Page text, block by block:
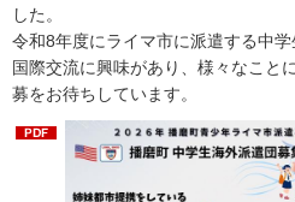
した。
令和8年度にライマ市に派遣する中学
国際交流に興味があり、様々なこと
募をお待ちしています。